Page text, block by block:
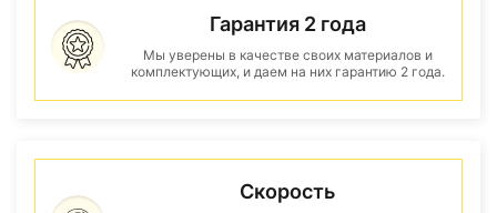
Гарантия 2 года
Мы уверены в качестве своих материалов и
комплектующих, и даем на них гарантию 2 года.
Скорость